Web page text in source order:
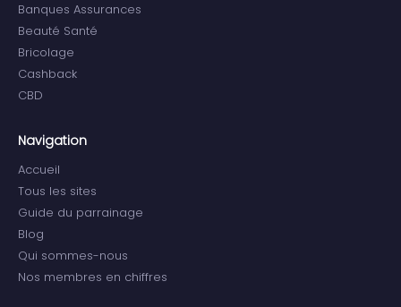
Banques Assurances
Beauté Santé
Bricolage
Cashback
CBD
Navigation
Accueil
Tous les sites
Guide du parrainage
Blog
Qui sommes-nous
Nos membres en chiffres